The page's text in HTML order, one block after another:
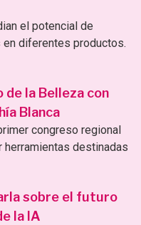
el potencial de
diferentes productos.
de la Belleza con
Blanca
congreso regional
herramientas destinadas
sobre el futuro
la IA